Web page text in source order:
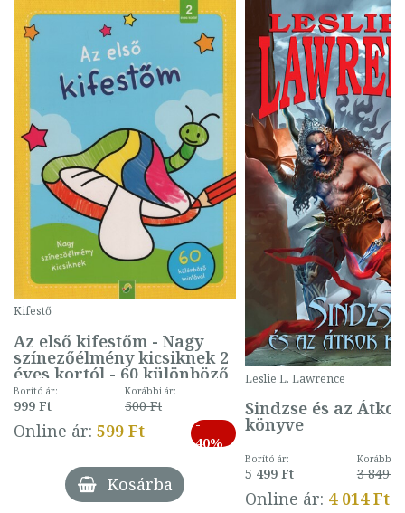
Kifestő
Az első kifestőm - Nagy
színezőélmény kicsiknek 2
éves kortól - 60 különböző
mintával (gombás)
Borító ár:
999 Ft
Korábbi ár:
500 Ft
Online ár: 599 Ft
-
40%
Kosárba
Leslie L. Lawrence
Sindzse és az Átkok
könyve
Borító ár:
5 499 Ft
Korábbi
3 849 Ft
Online ár: 4 014 Ft